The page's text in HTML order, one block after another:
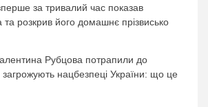
за тривалий час показав
та розкрив його домашнє прізвисько
Рубцова потрапили до
загрожують нацбезпеці України: що це